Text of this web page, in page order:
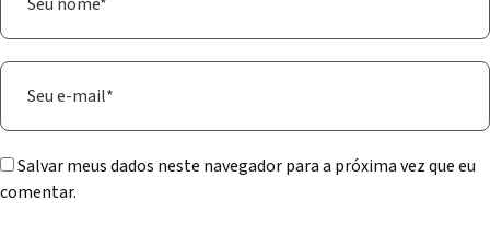
Salvar meus dados neste navegador para a próxima vez que eu
comentar.